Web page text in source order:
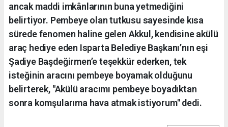
ancak maddi imkânlarının buna yetmediğini
belirtiyor. Pembeye olan tutkusu sayesinde kısa
sürede fenomen haline gelen Akkul, kendisine akülü
araç hediye eden Isparta Belediye Başkanı’nın eşi
Şadiye Başdeğirmen’e teşekkür ederken, tek
isteğinin aracını pembeye boyamak olduğunu
belirterek, "Akülü aracımı pembeye boyadıktan
sonra komşularıma hava atmak istiyorum" dedi.